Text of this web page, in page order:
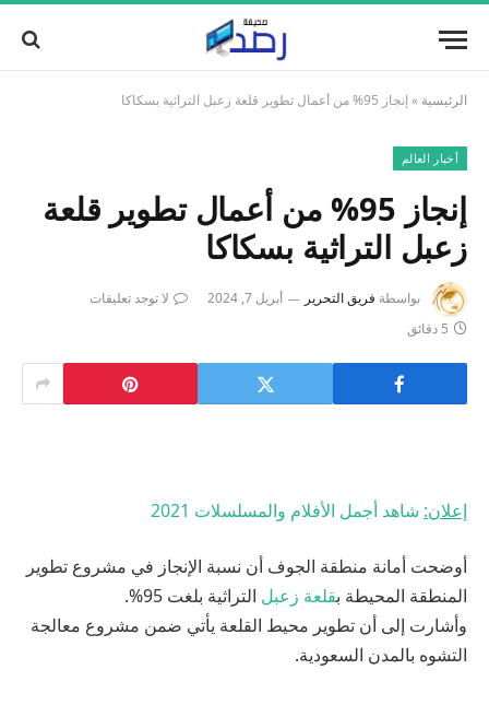
الرئيسية » إنجاز 95% من أعمال تطوير قلعة زعبل التراثية بسكاكا
أخبار العالم
إنجاز 95% من أعمال تطوير قلعة
زعبل التراثية بسكاكا
بواسطة فريق التحرير أبريل 7, 2024
لا توجد تعليقات
5 دقائق
إعلان: شاهد أجمل الأفلام والمسلسلات 2021
أوضحت أمانة منطقة الجوف أن نسبة الإنجاز في مشروع تطوير
المنطقة المحيطة بقلعة زعبل التراثية بلغت 95%.
وأشارت إلى أن تطوير محيط القلعة يأتي ضمن مشروع معالجة
التشوه بالمدن السعودية.